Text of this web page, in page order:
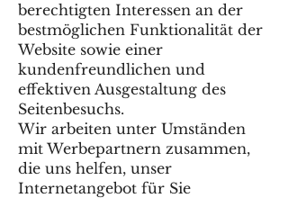
berechtigten Interessen an der
bestmöglichen Funktionalität der
Website sowie einer
kundenfreundlichen und
effektiven Ausgestaltung des
Seitenbesuchs.
Wir arbeiten unter Umständen
mit Werbepartnern zusammen,
die uns helfen, unser
Internetangebot für Sie